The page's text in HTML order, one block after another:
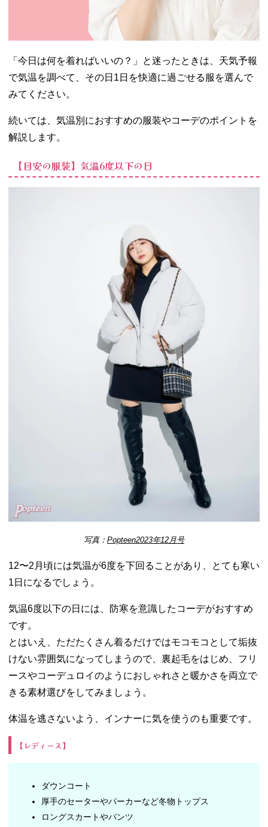
「今日は何を着ればいいの？」と迷ったときは、天気予報
で気温を調べて、その日1日を快適に過ごせる服を選んで
みてください。
続いては、気温別におすすめの服装やコーデのポイントを
解説します。
【目安の服装】気温6度以下の日
写真： Popteen2023年12月号
12〜2月頃には気温が6度を下回ることがあり、とても寒い
1日になるでしょう。
気温6度以下の日には、防寒を意識したコーデがおすすめ
です。
とはいえ、ただたくさん着るだけではモコモコとして垢抜
けない雰囲気になってしまうので、裏起毛をはじめ、フリ
ースやコーデュロイのようにおしゃれさと暖かさを両立で
きる素材選びをしてみましょう。
体温を逃さないよう、インナーに気を使うのも重要です。
【レディース】
ダウンコート
厚手のセーターやパーカーなど冬物トップス
ロングスカートやパンツ